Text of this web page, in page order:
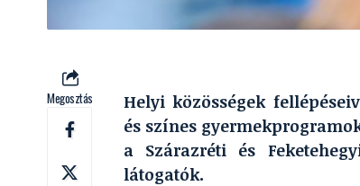
Megosztás
Helyi közösségek
és színes
a Szárazréti és
látogatók.